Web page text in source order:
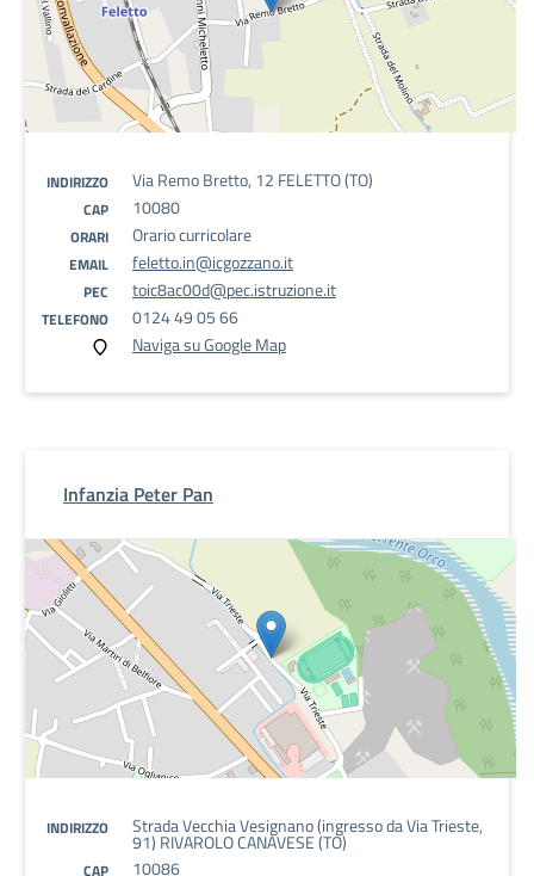
INDIRIZZO Via Remo Bretto, 12 FELETTO (TO)
CAP 10080
ORARI Orario curricolare
EMAIL feletto.in@icgozzano.it
PEC toic8ac00d@pec.istruzione.it
TELEFONO
0124 49 05 66
Naviga su Google Map
Infanzia Peter Pan
INDIRIZZO Strada Vecchia Vesignano (ingresso da Via Trieste,
91) RIVAROLO CANAVESE (TO)
CAP 10086